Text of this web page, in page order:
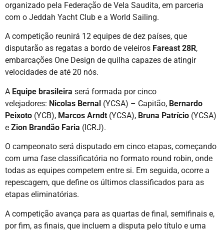
organizado pela Federação de Vela Saudita, em parceria
com o Jeddah Yacht Club e a World Sailing.
A competição reunirá 12 equipes de dez países, que
disputarão as regatas a bordo de veleiros Fareast 28R,
embarcações One Design de quilha capazes de atingir
velocidades de até 20 nós.
A Equipe brasileira será formada por cinco
velejadores: Nicolas Bernal (YCSA) – Capitão, Bernardo
Peixoto (YCB), Marcos Arndt (YCSA), Bruna Patrício (YCSA)
e Zion Brandão Faria (ICRJ).
O campeonato será disputado em cinco etapas, começando
com uma fase classificatória no formato round robin, onde
todas as equipes competem entre si. Em seguida, ocorre a
repescagem, que define os últimos classificados para as
etapas eliminatórias.
A competição avança para as quartas de final, semifinais e,
por fim, as finais, que incluem a disputa pelo título e uma